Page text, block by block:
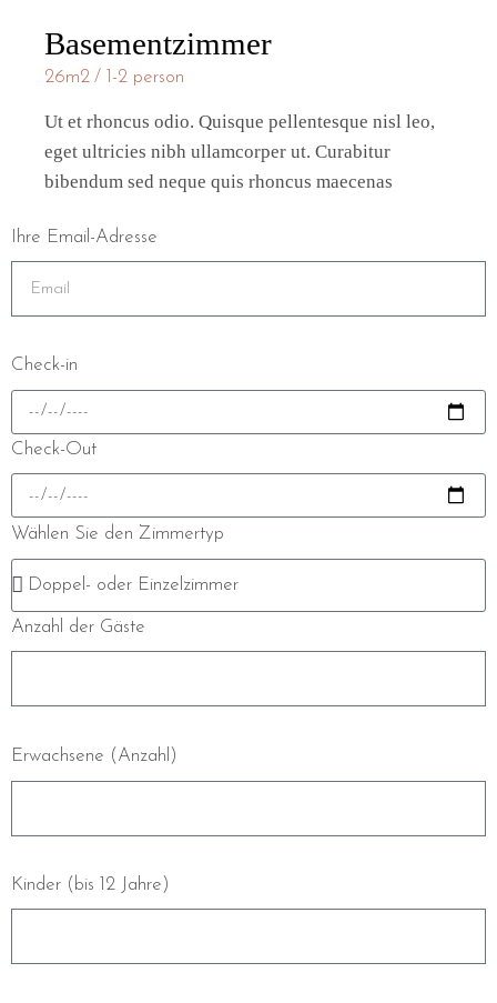
Basementzimmer
26m2 1-2 person
Ut et rhoncus odio. Quisque pellentesque nisl leo,
eget ultricies nibh ullamcorper ut. Curabitur
bibendum sed neque quis rhoncus maecenas
Ihre Email-Adresse
Check-in
Check-Out
Wählen Sie den Zimmertyp
Anzahl der Gäste
Erwachsene (Anzahl)
Kinder (bis 12 Jahre)